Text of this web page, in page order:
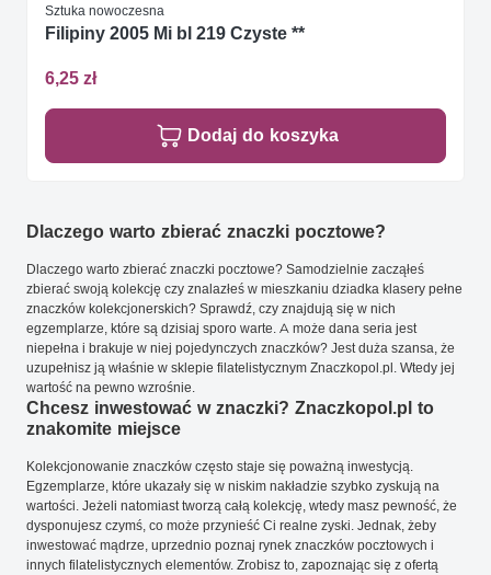
Sztuka nowoczesna
Filipiny 2005 Mi bl 219 Czyste **
6,25 zł
Dodaj do koszyka
Dlaczego warto zbierać znaczki pocztowe?
Dlaczego warto zbierać znaczki pocztowe? Samodzielnie zacząłeś
zbierać swoją kolekcję czy znalazłeś w mieszkaniu dziadka klasery pełne
znaczków kolekcjonerskich? Sprawdź, czy znajdują się w nich
egzemplarze, które są dzisiaj sporo warte. A może dana seria jest
niepełna i brakuje w niej pojedynczych znaczków? Jest duża szansa, że
uzupełnisz ją właśnie w sklepie filatelistycznym Znaczkopol.pl. Wtedy jej
wartość na pewno wzrośnie.
Chcesz inwestować w znaczki? Znaczkopol.pl to
znakomite miejsce
Kolekcjonowanie znaczków często staje się poważną inwestycją.
Egzemplarze, które ukazały się w niskim nakładzie szybko zyskują na
wartości. Jeżeli natomiast tworzą całą kolekcję, wtedy masz pewność, że
dysponujesz czymś, co może przynieść Ci realne zyski. Jednak, żeby
inwestować mądrze, uprzednio poznaj rynek znaczków pocztowych i
innych filatelistycznych elementów. Zrobisz to, zapoznając się z ofertą